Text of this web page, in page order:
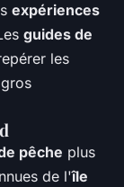
expériences
guides de
les
pêche plus
de l'île